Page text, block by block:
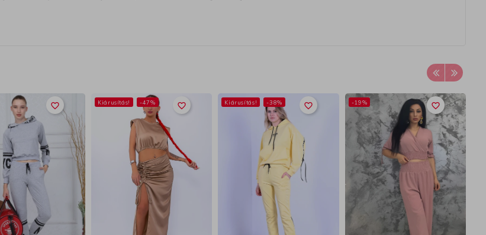
favorite_border favorite_border
Kiárusítás! -47% favorite_border
Kiárusítás! -38% favorite_border
-19%